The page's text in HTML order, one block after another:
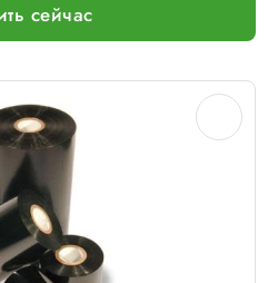
сейчас